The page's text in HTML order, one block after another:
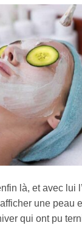
là, et avec lui
une peau
qui ont pu